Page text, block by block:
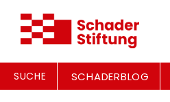
SUCHE SCHADERBLOG